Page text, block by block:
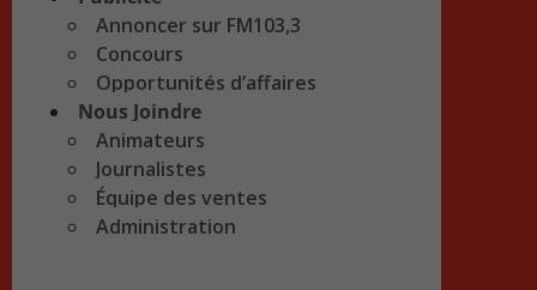
Annoncer sur FM103,3
Concours
Opportunités d’affaires
Nous Joindre
Animateurs
Journalistes
Équipe des ventes
Administration